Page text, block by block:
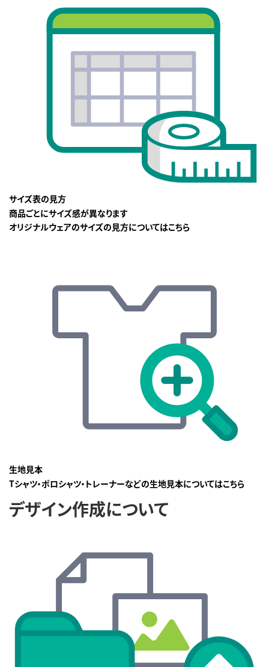
サイズ表の見方
商品ごとにサイズ感が異なります
オリジナルウェアのサイズの見方についてはこちら
生地見本
Tシャツ・ポロシャツ・トレーナーなどの生地見本についてはこちら
デザイン作成について